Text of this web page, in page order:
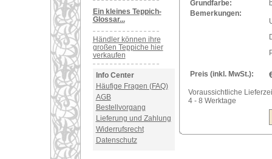
Ein kleines Teppich-
Glossar...
Händler können ihre
großen Teppiche hier
verkaufen
Info Center
Häufige Fragen (FAQ)
AGB
Bestellvorgang
Lieferung und Zahlung
Widerrufsrecht
Datenschutz
Grundfarbe:
Bemerkungen:
Preis (inkl. MwSt.):
Voraussichtliche
4 - 8 Werktage